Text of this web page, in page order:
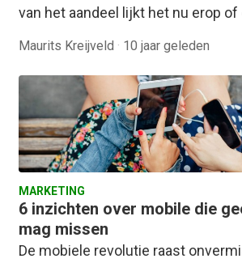
van het aandeel lijkt het nu erop
Maurits Kreijveld · 10 jaar geleden
MARKETING
6 inzichten over mobile die
mag missen
De mobiele revolutie raast